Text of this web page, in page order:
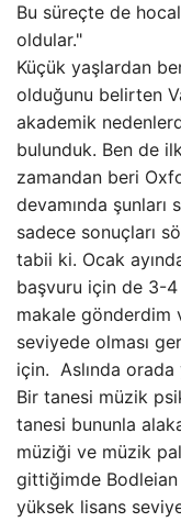
Bu süreçte de
oldular."
Küçük yaşlardan
olduğunu belirten
akademik
bulunduk. Ben de
zamandan beri
devamında
sadece sonuçları
tabii ki. Ocak
başvuru için de 3-
makale gönderdim
seviyede olması
için. Aslında
Bir tanesi müzik
tanesi bununla
müziği ve müzik
gittiğimde Bodleian
yüksek lisans